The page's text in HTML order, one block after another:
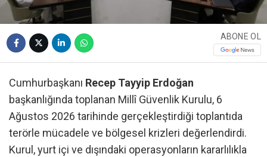
ABONE OL
Cumhurbaşkanı Recep Tayyip Erdoğan
başkanlığında toplanan Millî Güvenlik Kurulu, 6
Ağustos 2026 tarihinde gerçekleştirdiği toplantıda
terörle mücadele ve bölgesel krizleri değerlendirdi.
Kurul, yurt içi ve dışındaki operasyonların kararlılıkla